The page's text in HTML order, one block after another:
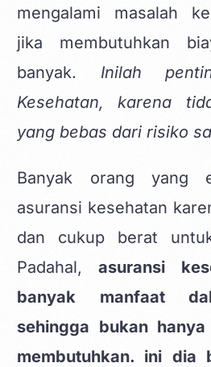
mengalami masalah
jika membutuhkan
banyak. Inilah
Kesehatan, karena
yang bebas dari risiko
Banyak orang yang
asuransi kesehatan
dan cukup berat
Padahal, asuransi
banyak manfaat
sehingga bukan
membutuhkan. ini dia